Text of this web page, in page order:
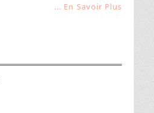
... En Savoir Plus